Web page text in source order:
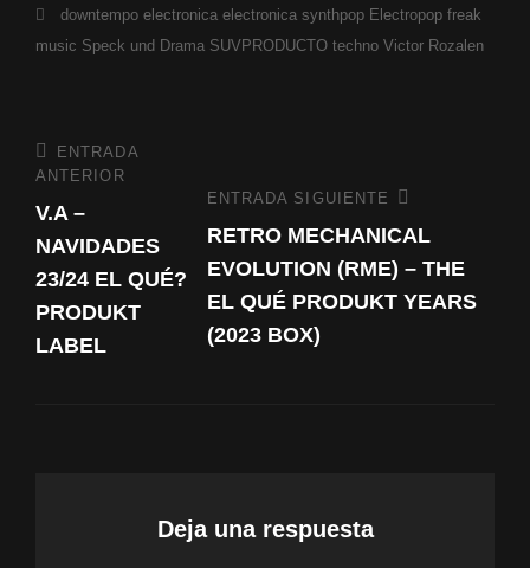
Etiquetas,
downtempo electronica electronica synthpop Electropop freak
music Speck und Drama SUVPRODUCTO techno Victor Rozalen
de
Entrada
anterior
ENTRADA
ANTERIOR
V.A –
NAVIDADES
23/24 EL QUÉ?
PRODUKT
LABEL
Entrada
siguiente
ENTRADA SIGUIENTE
RETRO MECHANICAL
EVOLUTION (RME) – THE
EL QUÉ PRODUKT YEARS
(2023 BOX)
Deja una respuesta